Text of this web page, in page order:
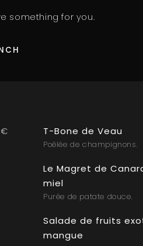
something for you.
T-Bone de Veau
Poêlée de champignons.
Le Magret de
miel
Purée de patate douce.
Salade de fruits
mangue